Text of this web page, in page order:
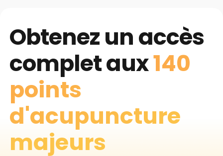
Obtenez un accès
complet aux140
points
d'acupuncture
majeurs